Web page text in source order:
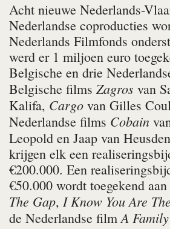
Acht nieuwe Nederlands-
Nederlandse coproducties
Nederlands Filmfonds
werd er 1 miljoen euro
Belgische en drie
Belgische films Zagros van
Kalifa, Cargo van Gilles
Nederlandse films Cobain
Leopold en Jaap van
krijgen elk een
€200.000. Een
€50.000 wordt toegekend
The Gap, I Know You Are
de Nederlandse filmA